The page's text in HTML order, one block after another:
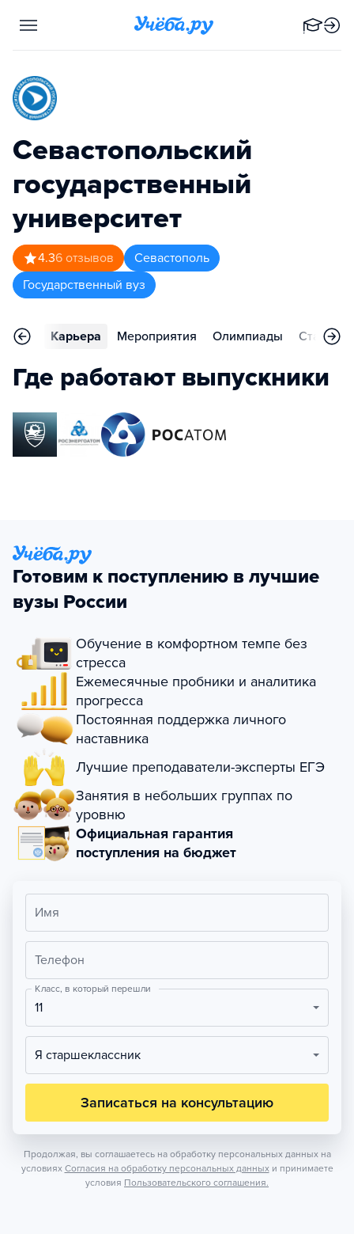
Севастопольский
государственный
университет
4.36 отзывов
Севастополь
Государственный вуз
Карьера Мероприятия Олимпиады Статьи
Где работают выпускники
Готовим к поступлению в лучшие
вузы России
Обучение в комфортном темпе без
стресса
Ежемесячные пробники и аналитика
прогресса
Постоянная поддержка личного
наставника
Лучшие преподаватели-эксперты ЕГЭ
Занятия в небольших группах по
уровню
Официальная гарантия
поступления на бюджет
Имя
Телефон
Класс, в который перешли
11
Я старшеклассник
Записаться на консультацию
Продолжая, вы соглашаетесь на обработку персональных данных на
условиях Согласия на обработку персональных данных и принимаете
условия Пользовательского соглашения.